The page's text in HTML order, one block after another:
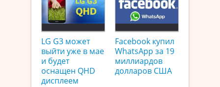
LG G3 может
выйти уже в мае
и будет
оснащен QHD
дисплеем
Facebook купил
WhatsApp за 19
миллиардов
долларов США